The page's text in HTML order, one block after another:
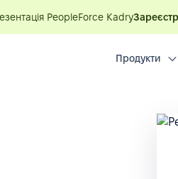
PeopleForce Kadry
Продукти